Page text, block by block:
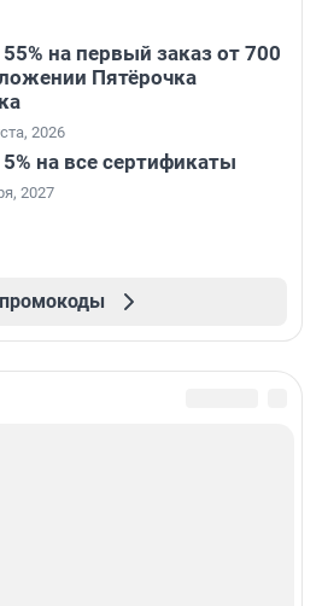
на первый заказ от 700
Пятёрочка
2026
на все сертификаты
2027